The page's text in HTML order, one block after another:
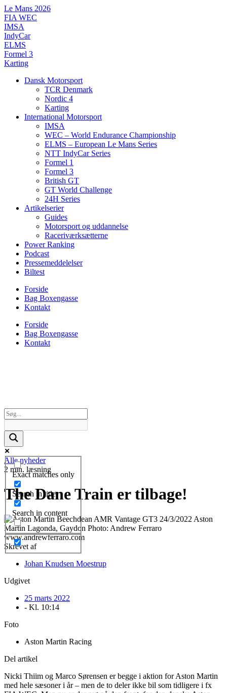
Videre
til
indhold
Le Mans 2026
FIA WEC
IMSA
IndyCar
ELMS
Formel 3
Karting
Dansk Motorsport
TCR Denmark
Nordic 4
Karting
International Motorsport
IMSA
WEC – World Endurance Championship
ELMS – European Le Mans Series
NTT IndyCar Series
Formel 1
Formel 3
British GT
GT World Challenge
24H Series
Artikelserier
Guides
Motorsport og uddannelse
Raceriværksætterne
Power Ranking
Podcast
Pressemeddelelser
Biltest
Forside
Bag Boxengasse
Kontakt
Forside
Bag Boxengasse
Kontakt
Exact matches only
Search in title
Search in content
Alle nyheder
2 min. læsning
The Dane Train er tilbage!
Skrevet af
Johan Knudsen Moestrup
Udgivet
25 marts 2022
- Kl. 10:14
Foto
Aston Martin Racing
Del artikel
Nicki Thiim og Marco Sørensen er begge i aktion for Aston Martin
med hele sæsoner i år – men de to deler ikke bil som tidligere i fx